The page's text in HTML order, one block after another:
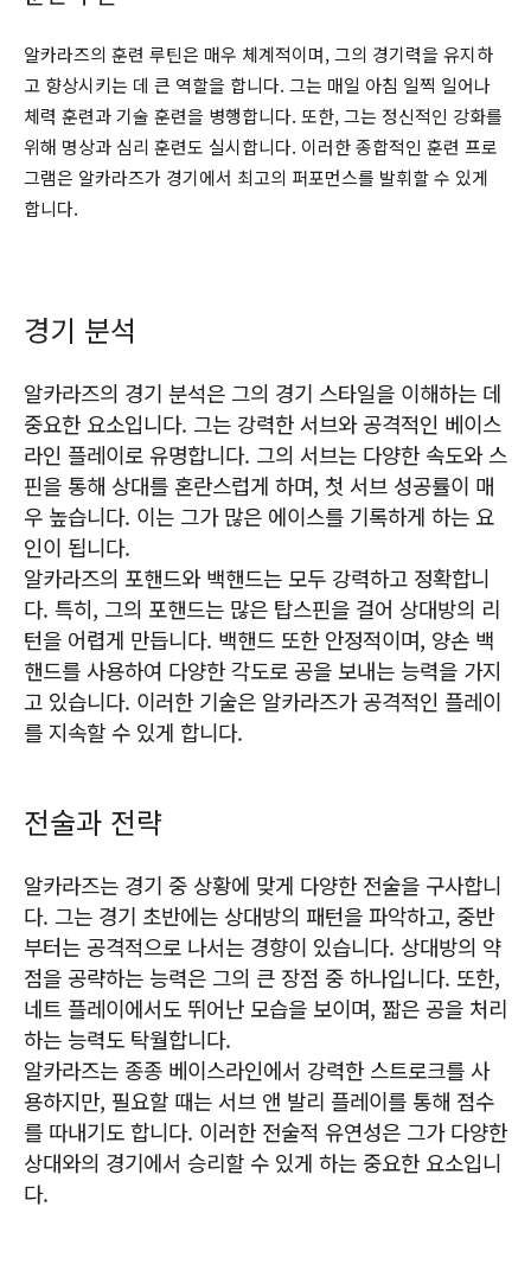
알카라즈의 훈련 루틴은 매우 체계적이며, 그의 경기력을 유지하
고 향상시키는 데 큰 역할을 합니다. 그는 매일 아침 일찍 일어나
체력 훈련과 기술 훈련을 병행합니다. 또한, 그는 정신적인 강화를
위해 명상과 심리 훈련도 실시합니다. 이러한 종합적인 훈련 프로
그램은 알카라즈가 경기에서 최고의 퍼포먼스를 발휘할 수 있게
합니다.
경기 분석
알카라즈의 경기 분석은 그의 경기 스타일을 이해하는 데
중요한 요소입니다. 그는 강력한 서브와 공격적인 베이스
라인 플레이로 유명합니다. 그의 서브는 다양한 속도와 스
핀을 통해 상대를 혼란스럽게 하며, 첫 서브 성공률이 매
우 높습니다. 이는 그가 많은 에이스를 기록하게 하는 요
인이 됩니다.
알카라즈의 포핸드와 백핸드는 모두 강력하고 정확합니
다. 특히, 그의 포핸드는 많은 탑스핀을 걸어 상대방의 리
턴을 어렵게 만듭니다. 백핸드 또한 안정적이며, 양손 백
핸드를 사용하여 다양한 각도로 공을 보내는 능력을 가지
고 있습니다. 이러한 기술은 알카라즈가 공격적인 플레이
를 지속할 수 있게 합니다.
전술과 전략
알카라즈는 경기 중 상황에 맞게 다양한 전술을 구사합니
다. 그는 경기 초반에는 상대방의 패턴을 파악하고, 중반
부터는 공격적으로 나서는 경향이 있습니다. 상대방의 약
점을 공략하는 능력은 그의 큰 장점 중 하나입니다. 또한,
네트 플레이에서도 뛰어난 모습을 보이며, 짧은 공을 처리
하는 능력도 탁월합니다.
알카라즈는 종종 베이스라인에서 강력한 스트로크를 사
용하지만, 필요할 때는 서브 앤 발리 플레이를 통해 점수
를 따내기도 합니다. 이러한 전술적 유연성은 그가 다양한
상대와의 경기에서 승리할 수 있게 하는 중요한 요소입니
다.